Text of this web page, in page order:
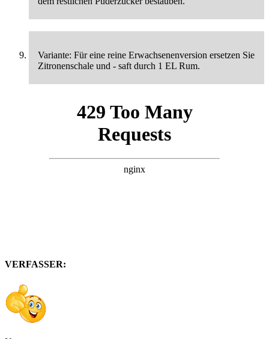
Variante: Für eine reine Erwachsenenversion ersetzen Sie
Zitronenschale und - saft durch 1 EL Rum.
VERFASSER: